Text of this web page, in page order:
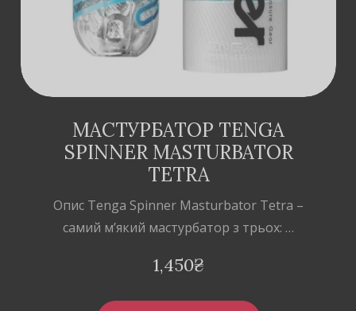
МАСТУРБАТОР TENGA
SPINNER MASTURBATOR
TETRA
Опис Tenga Spinner Masturbator Tetra –
самий м’який мастурбатор з трьох: …
1,450₴